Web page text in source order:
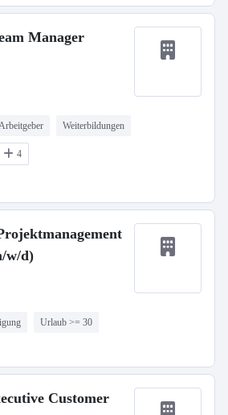
Manager
Weiterbildungen
4
w/d)
Urlaub >= 30
Customer